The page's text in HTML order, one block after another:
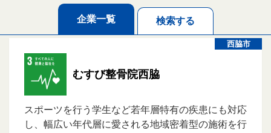
企業一覧 検索する
西脇市
むすび整骨院西脇
スポーツを行う学生など若年層特有の疾患にも対応
し、幅広い年代層に愛される地域密着型の施術を行